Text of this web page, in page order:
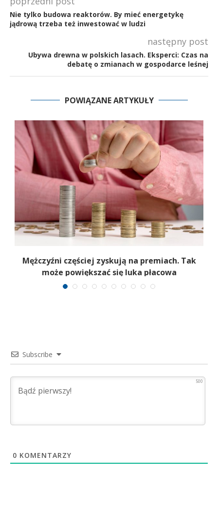
Nie tylko budowa reaktorów. By mieć energetykę
jądrową trzeba też inwestować w ludzi
następny post
Ubywa drewna w polskich lasach. Eksperci: Czas na
debatę o zmianach w gospodarce leśnej
POWIĄZANE ARTYKUŁY
Mężczyźni częściej zyskują na premiach. Tak
może powiększać się luka płacowa
Subscribe
500
0 KOMENTARZY